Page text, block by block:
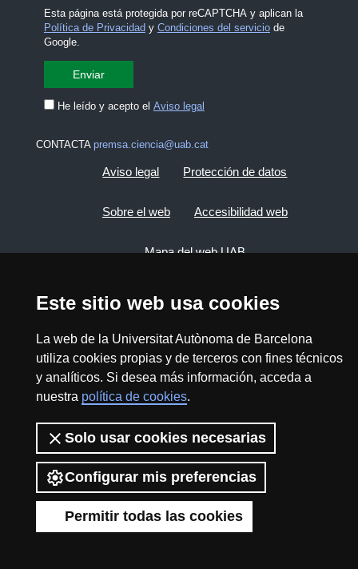
Este sitio web usa cookies
La web de la Universitat Autònoma de Barcelona
utiliza cookies propias y de terceros con fines técnicos
y analíticos. Si desea más información, acceda a
nuestra política de cookies.
Solo usar cookies necesarias
Configurar mis preferencias
Permitir todas las cookies
Esta página está protegida por reCAPTCHA y aplican la
Política de Privacidad y Condiciones del serviciode
Google.
He leído y acepto el Aviso legal
CONTACTA premsa.ciencia@uab.cat
Aviso legal Protección de datos
Sobre el web Accesibilidad web
Mapa del web UAB
2026 Divulga UAB - Commons Reconocimiento -
View low-bandwidth version